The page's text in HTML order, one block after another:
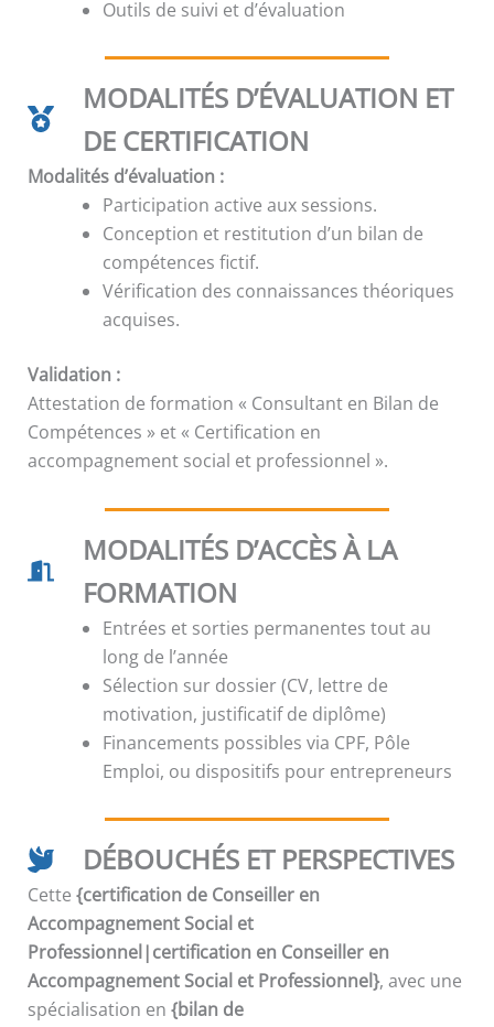
Outils de suivi et d’évaluation
MODALITÉS D’ÉVALUATION ET
DE CERTIFICATION
Modalités d’évaluation :
Participation active aux sessions.
Conception et restitution d’un bilan de
compétences fictif.
Vérification des connaissances théoriques
acquises.
Validation :
Attestation de formation « Consultant en Bilan de
Compétences » et « Certification en
accompagnement social et professionnel ».
MODALITÉS D’ACCÈS À LA
FORMATION
Entrées et sorties permanentes tout au
long de l’année
Sélection sur dossier (CV, lettre de
motivation, justificatif de diplôme)
Financements possibles via CPF, Pôle
Emploi, ou dispositifs pour entrepreneurs
DÉBOUCHÉS ET PERSPECTIVES
Cette {certification de Conseiller en
Accompagnement Social et
Professionnel|certification en Conseiller en
Accompagnement Social et Professionnel}, avec une
spécialisation en {bilan de